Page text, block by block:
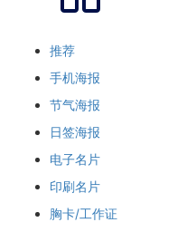
推荐
手机海报
节气海报
日签海报
电子名片
印刷名片
胸卡/工作证